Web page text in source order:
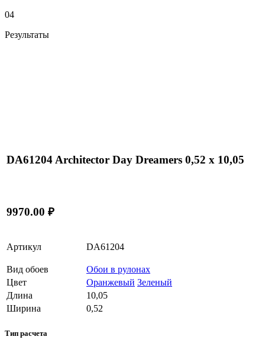
04
Результаты
DA61204 Architector Day Dreamers 0,52 x 10,05
9970.00 ₽
Артикул DA61204
Вид обоев
Обои в рулонах
Цвет
Оранжевый Зеленый
Длина
10,05
Ширина
0,52
Тип расчета